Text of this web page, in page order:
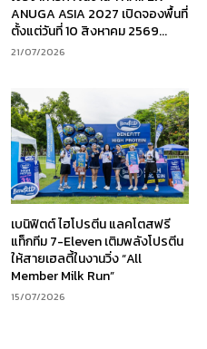
ANUGA ASIA 2027 เปิดจองพื้นที่
ตั้งแต่วันที่ 10 สิงหาคม 2569...
21/07/2026
เบนิฟิตต์ ไฮโปรตีน แลคโตสฟรี
แท็กทีม 7-Eleven เติมพลังโปรตีน
ให้สายเฮลตี้ในงานวิ่ง “All
Member Milk Run”
15/07/2026